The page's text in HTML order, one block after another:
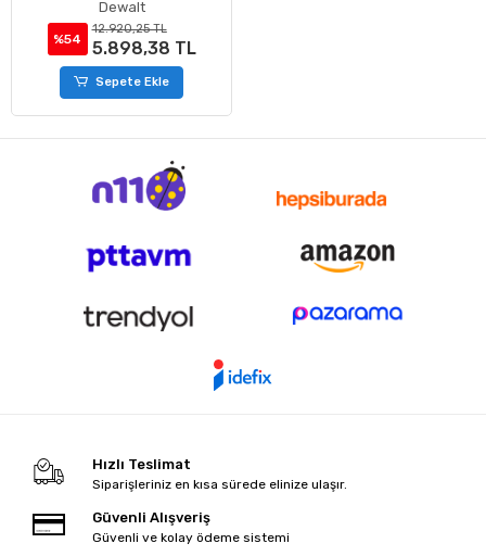
Dewalt
%54
12.920,25 TL
5.898,38 TL
Sepete Ekle
Hızlı Teslimat
Siparişleriniz en kısa sürede elinize ulaşır.
Güvenli Alışveriş
Güvenli ve kolay ödeme sistemi